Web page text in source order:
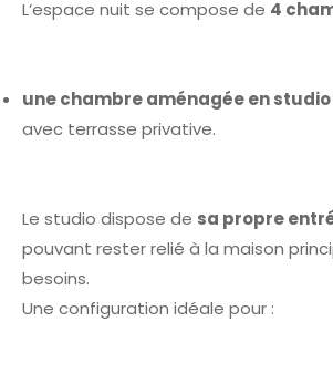
L’espace nuit se compose de 4
une chambre aménagée en
avec terrasse privative.
Le studio dispose de sa propre
pouvant rester relié à la maison
besoins.
Une configuration idéale pour :